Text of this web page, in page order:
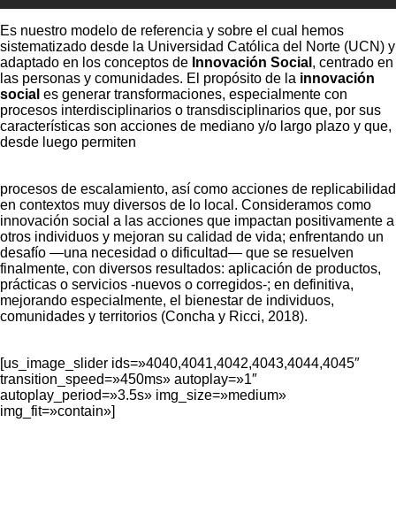
Es nuestro modelo de referencia y sobre el cual hemos
sistematizado desde la Universidad Católica del Norte (UCN) y
adaptado en los conceptos de Innovación Social , centrado en
las personas y comunidades. El propósito de la innovación
social es generar transformaciones, especialmente con
procesos interdisciplinarios o transdisciplinarios que, por sus
características son acciones de mediano y/o largo plazo y que,
desde luego permiten
procesos de escalamiento, así como acciones de replicabilidad
en contextos muy diversos de lo local. Consideramos como
innovación social a las acciones que impactan positivamente a
otros individuos y mejoran su calidad de vida; enfrentando un
desafío —una necesidad o dificultad— que se resuelven
finalmente, con diversos resultados: aplicación de productos,
prácticas o servicios -nuevos o corregidos-; en definitiva,
mejorando especialmente, el bienestar de individuos,
comunidades y territorios (Concha y Ricci, 2018).
[us_image_slider ids=»4040,4041,4042,4043,4044,4045″
transition_speed=»450ms» autoplay=»1″
autoplay_period=»3.5s» img_size=»medium»
img_fit=»contain»]